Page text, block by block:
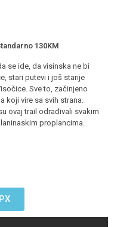
130KM
se ide, da visinska ne bi
stari putevi i još starije
Sve to, začinjeno
koji vire sa svih strana.
ovaj trail odrađivali svakim
proplancima.